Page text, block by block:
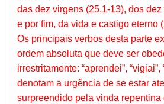
das dez virgens (25.1-13), dos
e por fim, da vida e castigo eterno
Os principais verbos desta parte
ordem absoluta que deve ser
irrestritamente: “aprendei”, “vigiai”,
denotam a urgência de se estar
surpreendido pela vinda repentina